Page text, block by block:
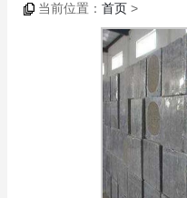
当前位置： 首页 >